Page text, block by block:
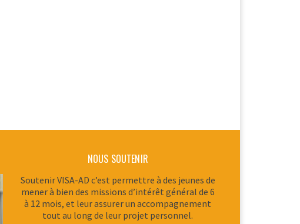
NOUS SOUTENIR
Soutenir VISA-AD c’est permettre à des jeunes de
mener à bien des missions d’intérêt général de 6
à 12 mois, et leur assurer un accompagnement
tout au long de leur projet personnel.